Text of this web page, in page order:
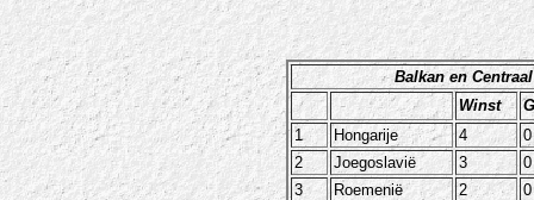
Balkan en
Winst
1
Hongarije 4
0
2
Joegoslavië 3
0
3
Roemenië 2
0